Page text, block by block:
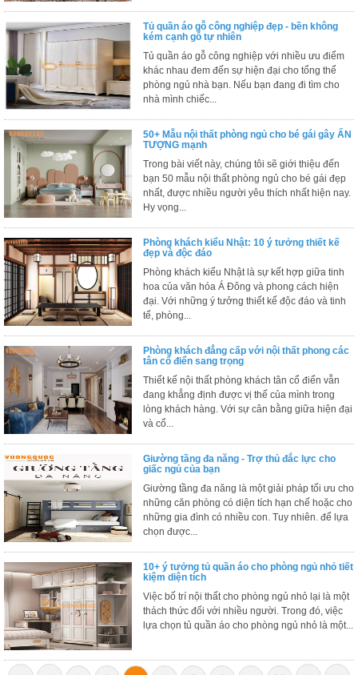
Bàn
ăn,
ghế
ăn,
bếp
Nội
Thất
Ban
Công,
Vườn
ban
xích
đu,
ghế...
Phụ
Kiện
Trang
Trí
Cây
cảnh
, đồ
trang
Nội
Thất
Nhà
Hàng
Nội
Nhà
Hàng
Tủ quần áo gỗ công nghiệp đẹp - bền không
kém cạnh gỗ tự nhiên
Tủ quần áo gỗ công nghiệp với nhiều ưu điểm
khác nhau đem đến sự hiện đại cho tổng thể
phòng ngủ nhà bạn. Nếu bạn đang đi tìm cho
nhà mình chiếc...
50+ Mẫu nội thất phòng ngủ cho bé gái gây ẤN
TƯỢNG mạnh
Trong bài viết này, chúng tôi sẽ giới thiệu đến
bạn 50 mẫu nội thất phòng ngủ cho bé gái đẹp
nhất, được nhiều người yêu thích nhất hiện nay.
Hy vọng...
Phòng khách kiểu Nhật: 10 ý tưởng thiết kế
đẹp và độc đáo
Phòng khách kiểu Nhật là sự kết hợp giữa tinh
hoa của văn hóa Á Đông và phong cách hiện
đại. Với những ý tưởng thiết kế độc đáo và tinh
tế, phòng...
Phòng khách đẳng cấp với nội thất phong các
tân cổ điển sang trọng
Thiết kế nội thất phòng khách tân cổ điển vẫn
đang khẳng định được vị thế của mình trong
lòng khách hàng. Với sự cân bằng giữa hiện đại
và cổ...
Giường tầng đa năng - Trợ thủ đắc lực cho
giấc ngủ của bạn
Giường tầng đa năng là một giải pháp tối ưu cho
những căn phòng có diện tích hạn chế hoặc cho
những gia đình có nhiều con. Tuy nhiên. để lựa
chọn được...
10+ ý tưởng tủ quần áo cho phòng ngủ nhỏ tiết
kiệm diện tích
Việc bố trí nội thất cho phòng ngủ nhỏ lại là một
thách thức đối với nhiều người. Trong đó, việc
lựa chọn tủ quần áo cho phòng ngủ nhỏ là một...